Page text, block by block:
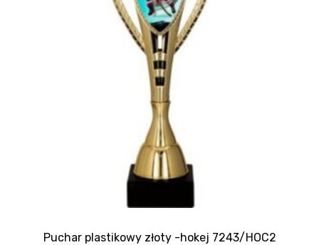
Puchar plastikowy złoty -hokej 7243/HOC2